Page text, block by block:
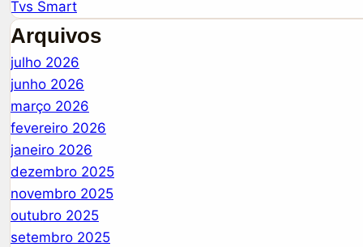
Tvs Smart
Arquivos
julho 2026
junho 2026
março 2026
fevereiro 2026
janeiro 2026
dezembro 2025
novembro 2025
outubro 2025
setembro 2025